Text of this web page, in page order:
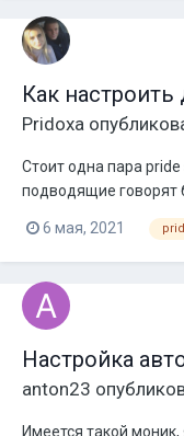
Как
Pridoxa
Стоит одна пара
подводящие говорят
герц 4 порядком с
эквалайзер был весь
была -6 ,
Усилитель кватро xl
6 мая, 2021
Настройка
anton23
Имеется такой